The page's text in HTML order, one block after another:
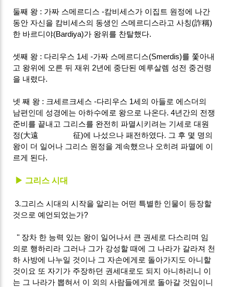
둘째 왕 : 가짜 스메르디스 -캄비세스가 이집트 원정에 나간
동안 자신을 캄비세스의 동생인 스메르디스라고 사칭(詐稱)
한 바르디야(Bardiya)가 왕위를 찬탈했다.
셋째 왕 : 다리우스 1세 -가짜 스메르디스(Smerdis)를 쫓아내
고 왕위에 오른 뒤 재위 2년에 중단된 예루살렘 성전 중건령
을 내렸다.
넷 째 왕 : 크세르크세스 -다리우스 1세의 아들로 에스더의
남편인데 성경에는 아하수에로 왕으로 나온다. 4년간의 전쟁
준비를 끝내고 그리스를 완전히 파멸시키려는 기세로 대원
정(大遠 征)에 나섰으나 패전하였다. 그 후 몇 명의
왕이 더 일어나 그리스 원정을 계속했으나 오히려 파멸에 이
르게 된다.
▶ 그리스 시대
3.그리스 시대의 시작을 알리는 어떤 특별한 인물이 등장할
것으로 예언되었는가?
" 장차 한 능력 있는 왕이 일어나서 큰 권세로 다스리며 임
의로 행하리라 그러나 그가 강성할 때에 그 나라가 갈라져 천
하 사방에 나누일 것이나 그 자손에게로 돌아가지도 아니할
것이요 또 자기가 주장하던 권세대로도 되지 아니하리니 이
는 그 나라가 뽑혀서 이 외의 사람들에게로 돌아갈 것임이니